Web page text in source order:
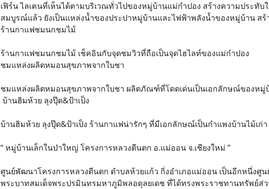
เฟิร์น ไลเคนที่เห็นได้ตามบริเวณทั่วไปของหมู่บ้านแม่กำปอง สร้างความประทั
สมบูรณ์แล้ว ยังเป็นแหล่งน้ำของประปาหมู่บ้านและไฟฟ้าพลังน้ำของหมู่บ้าน ส
ร้านกาแฟชมนกชมไม้
ร้านกาแฟชมนกชมไม้ เช็คอินกับจุดชมวิวที่ถือเป็นจุดไฮไลท์ของแม่กำปอง
ชมแหล่งผลิตหมอนสุขภาพจากใบชา
ชมแหล่งผลิตหมอนสุขภาพจากใบชา ผลิตภัณฑ์ที่โดดเด่นเป็นเอกลักษณ์ของห
บ้านฮิมห้วย ลุงปุ๊ด&ป้าเป็ง
บ้านฮิมห้วย ลุงปุ๊ด&ป้าเป็ง ร้านกาแฟน่ารักๆ ที่มีเอกลักษณ์เป็นกำแพงบ้านไม้เก่
“ หมู่บ้านเล็กในป่าใหญ่ โครงการหลวงตีนตก อ.แม่ออน จ.เชียงใหม่ ”
ศูนย์พัฒนาโครงการหลวงตีนตก ตำบลห้วยแก้ว กิ่งอำเภอแม่ออน เป็นอีกหนึ่งศู
พระบาทสมเด็จพระปรมินทรมหาภูมิพลอดุลยเดช ที่ได้ทรงพระราชทานทรัพย์ส่